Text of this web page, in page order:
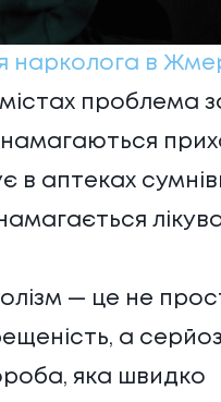
нарколога в
містах проблема
в аптеках
— це не
а
яка швидко